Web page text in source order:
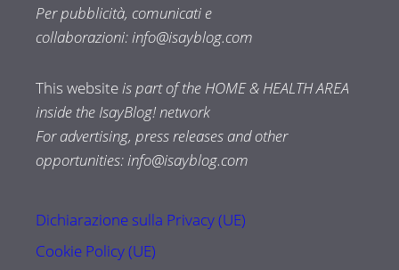
Per pubblicità, comunicati e
collaborazioni:info@isayblog.com
This websiteis part of the HOME & HEALTH AREA
inside the IsayBlog! network
For advertising, press releases and other
opportunities:info@isayblog.com
Dichiarazione sulla Privacy (UE)
Cookie Policy (UE)